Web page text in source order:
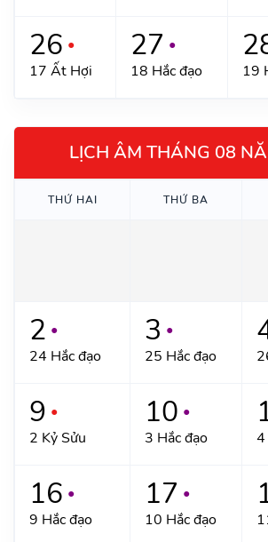
26 ●
17 Ất Hợi
27 ●
18 Hắc đạo 19
LỊCH ÂM THÁNG 08
THỨ HAI THỨ BA
2 ●
24 Hắc đạo
3 ●
25 Hắc đạo
9 ●
2 Kỷ Sửu
10 ●
3 Hắc đạo 4
16 ●
9 Hắc đạo
17 ●
10 Hắc đạo